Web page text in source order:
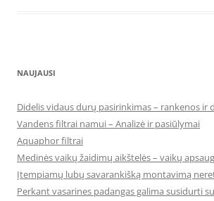
NAUJAUSI
Didelis vidaus durų pasirinkimas – rankenos ir
Vandens filtrai namui – Analizė ir pasiūlymai
Aquaphor filtrai
Medinės vaikų žaidimų aikštelės – vaikų
Įtempiamų lubų savarankišką montavimą
Perkant vasarines padangas galima susidurti